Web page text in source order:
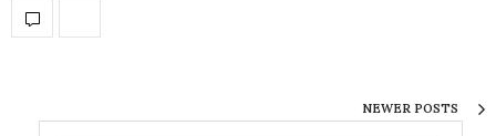
NEWER POSTS